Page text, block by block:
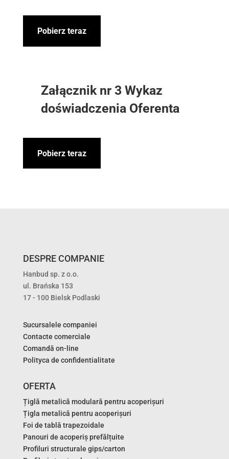
Pobierz teraz
Załącznik nr 3 Wykaz
doświadczenia Oferenta
Pobierz teraz
DESPRE COMPANIE
Hanbud sp. z o.o.
ul. Brańska 153
17 - 100 Bielsk Podlaski
Sucursalele companiei
Contacte comerciale
Comandă on-line
Polityca de confidentialitate
OFERTA
Țiglă metalică modulară pentru acoperișuri
Țigla metalică pentru acoperișuri
Foi de tablă trapezoidale
Panouri de acoperiș prefălțuite
Profiluri structurale gips/carton